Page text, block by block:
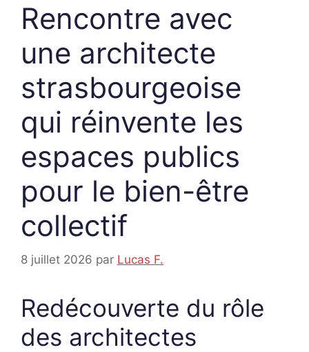
Rencontre avec
une architecte
strasbourgeoise
qui réinvente les
espaces publics
pour le bien-être
collectif
8 juillet 2026 par Lucas F.
Redécouverte du rôle
des architectes